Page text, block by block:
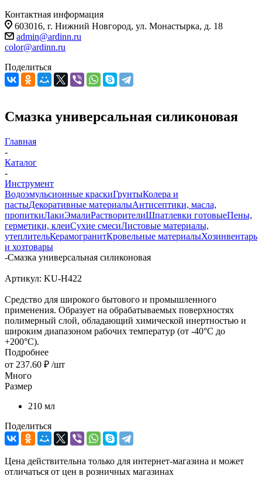
Контактная информация
603016, г. Нижний Новгород, ул. Монастырка, д. 18
admin@ardinn.ru
color@ardinn.ru
Поделиться
Смазка универсальная силиконовая
Главная
-
Каталог
-
Инструмент
Водоэмульсионные краскиГрунтыКолера и
пастыДекоративные материалыАнтисептики, масла,
пропиткиЛакиЭмалиРастворителиШпатлевки готовыеПены,
герметики, клеиСухие смесиЛистовые материалы,
утеплительКерамогранитКровельные материалыХозинвентарь
и хозтовары
-Смазка универсальная силиконовая
Артикул: KU-H422
Средство для широкого бытового и промышленного
применения. Образует на обрабатываемых поверхностях
полимерный слой, обладающий химической инертностью и
широким диапазоном рабочих температур (от ‑40°C до
+200°C).
Подробнее
от 237.60 ₽ /шт
Много
Размер
210 мл
Поделиться
Цена действительна только для интернет-магазина и может
отличаться от цен в розничных магазинах